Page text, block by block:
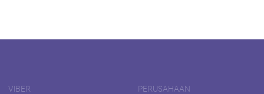
VIBER PERUSAHAAN